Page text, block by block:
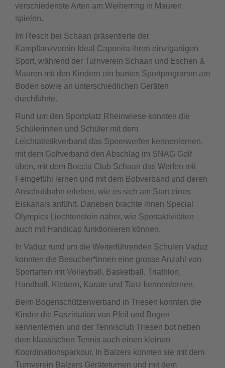
verschiedenste Arten am Weiherring in Mauren
spielen.
Im Resch bei Schaan präsentierte der
Kampftanzverein Ideal Capoeira ihren einzigartigen
Sport, während der Turnverein Schaan und Eschen &
Mauren mit den Kindern ein buntes Sportprogramm am
Boden sowie an unterschiedlichen Geräten
durchführte.
Rund um den Sportplatz Rheinwiese konnten die
Schülerinnen und Schüler mit dem
Leichtatletikverband das Speerwerfen kennenlernen,
mit dem Golfverband den Abschlag im SNAG Golf
üben, mit dem Boccia Club Schaan das Werfen mit
Feingefühl lernen und mit dem Bobverband und deren
Anschubbahn erleben, wie es sich am Start eines
Eiskanals anfühlt. Daneben brachte ihnen Special
Olympics Liechtenstein näher, wie Sportaktivitäten
auch mit Handicap funktionieren können.
In Vaduz rund um die Weiterführenden Schulen Vaduz
konnten die Besucher*innen eine grosse Anzahl von
Sportarten mit Volleyball, Basketball, Triathlon,
Handball, Klettern, Karate und Tanz kennenlernen.
Beim Bogenschützenverband in Triesen konnten die
Kinder die Faszination von Pfeil und Bogen
kennenlernen und der Tennisclub Triesen bot neben
dem klassischen Tennis auch einen kleinen
Koordinationsparkour. In Balzers konnten sie mit dem
Turnverein Balzers Geräteturnen und mit dem